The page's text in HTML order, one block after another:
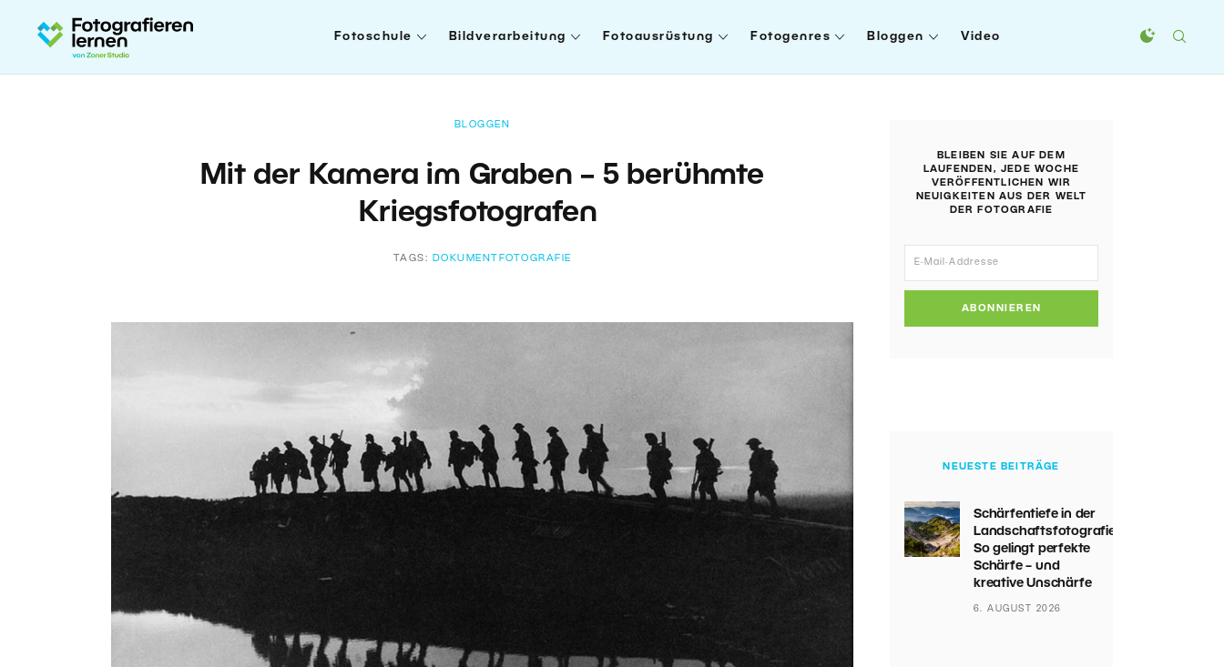
Fotoschule Bildverarbeitung Fotoausrüstung Fotogenres Bloggen Video
BLOGGEN
Mit der Kamera im Graben – 5 berühmte
Kriegsfotografen
TAGS: DOKUMENTFOTOGRAFIE
BLEIBEN SIE AUF DEM
LAUFENDEN, JEDE WOCHE
VERÖFFENTLICHEN WIR
NEUIGKEITEN AUS DER WELT
DER FOTOGRAFIE
ABONNIEREN
NEUESTE BEITRÄGE
Schärfentiefe in der
Landschaftsfotografie:
So gelingt perfekte
Schärfe – und
kreative Unschärfe
6. AUGUST 2026